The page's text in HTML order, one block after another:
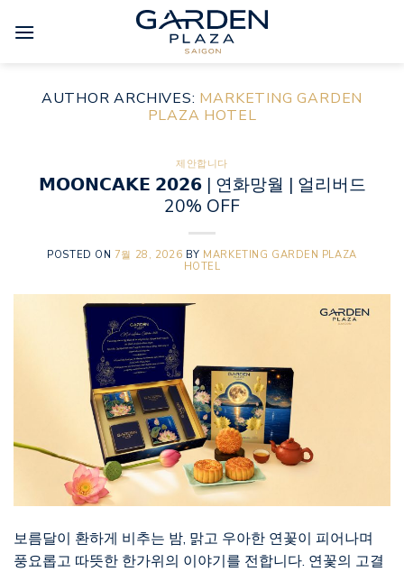
AUTHOR ARCHIVES: MARKETING GARDEN
PLAZA HOTEL
제안합니다
𝗠𝗢𝗢𝗡𝗖𝗔𝗞𝗘 𝟮𝟬𝟮𝟲 | 연화망월 | 얼리버드
20% OFF
POSTED ON 7월 28, 2026 BY MARKETING GARDEN PLAZA
HOTEL
보름달이 환하게 비추는 밤, 맑고 우아한 연꽃이 피어나며
풍요롭고 따뜻한 한가위의 이야기를 전합니다. 연꽃의 고결